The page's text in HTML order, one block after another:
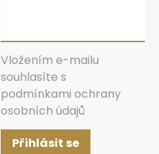
Vložením e-mailu
souhlasíte s
podmínkami ochrany
osobních údajů
Přihlásit se